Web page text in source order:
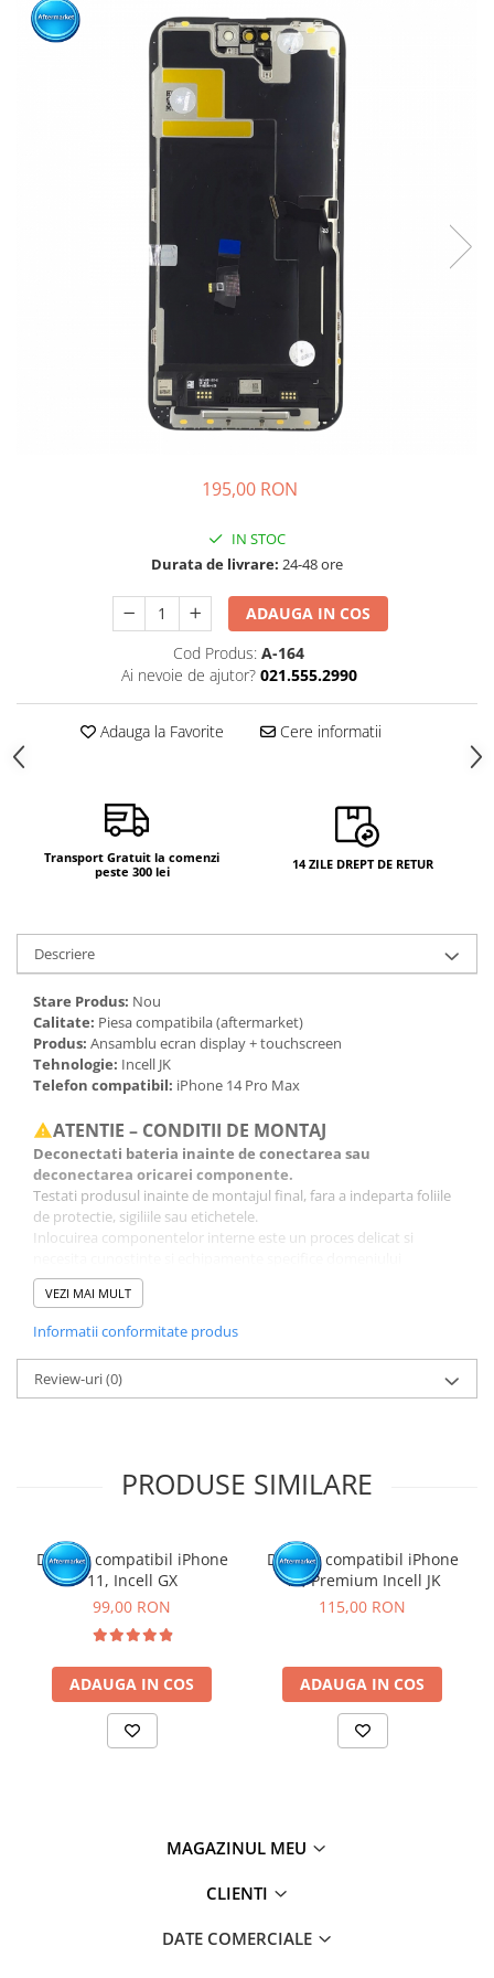
195,00 RON
IN STOC
Durata de livrare: 24-48 ore
ADAUGA IN COS
Cod Produs: A-164
Ai nevoie de ajutor? 021.555.2990
Adauga la Favorite Cere informatii
Transport Gratuit la comenzi
peste 300 lei
14 ZILE DREPT DE RETUR
Descriere
Stare Produs: Nou
Calitate: Piesa compatibila (aftermarket)
Produs: Ansamblu ecran display + touchscreen
Tehnologie: Incell JK
Telefon compatibil: iPhone 14 Pro Max
ATENTIE – CONDITII DE MONTAJ
Deconectati bateria inainte de conectarea sau
deconectarea oricarei componente.
Testati produsul inainte de montajul final, fara a indeparta foliile
de protectie, sigiliile sau etichetele.
Inlocuirea componentelor interne este un proces delicat si
reparatiilor GSM.
Se recomanda montajul intr-un service specializat.
GARANTIE
Garantia se ofera doar in cazul in care produsul a fost montat
intr-un service GSM.
VEZI MAI MULT
Informatii conformitate produs
Review-uri(0)
PRODUSE SIMILARE
Display compatibil iPhone
11, Incell GX
99,00 RON
ADAUGA IN COS
Display compatibil iPhone
11, Premium Incell JK
115,00 RON
ADAUGA IN COS
MAGAZINUL MEU
CLIENTI
DATE COMERCIALE